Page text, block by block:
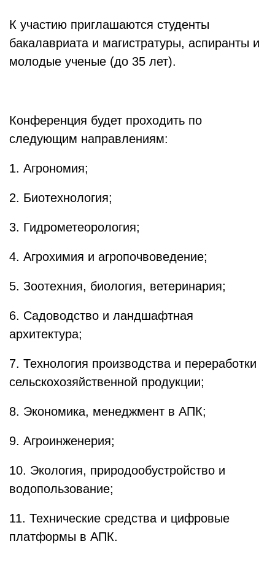
К участию приглашаются студенты
бакалавриата и магистратуры, аспиранты и
молодые ученые (до 35 лет).
Конференция будет проходить по
следующим направлениям:
1. Агрономия;
2. Биотехнология;
3. Гидрометеорология;
4. Агрохимия и агропочвоведение;
5. Зоотехния, биология, ветеринария;
6. Садоводство и ландшафтная
архитектура;
7. Технология производства и переработки
сельскохозяйственной продукции;
8. Экономика, менеджмент в АПК;
9. Агроинженерия;
10. Экология, природообустройство и
водопользование;
11. Технические средства и цифровые
платформы в АПК.